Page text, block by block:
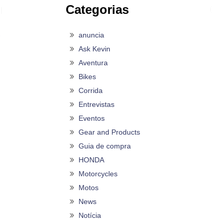
Categorias
anuncia
Ask Kevin
Aventura
Bikes
Corrida
Entrevistas
Eventos
Gear and Products
Guia de compra
HONDA
Motorcycles
Motos
News
Notícia